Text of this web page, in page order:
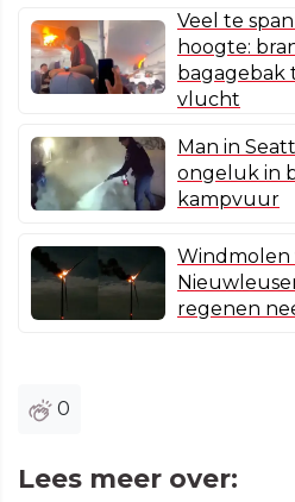
Veel te
hoogte:
bagagebak
vlucht
Man in
ongeluk in
kampvuur
Windmolen
regenen
0
Lees meer over: